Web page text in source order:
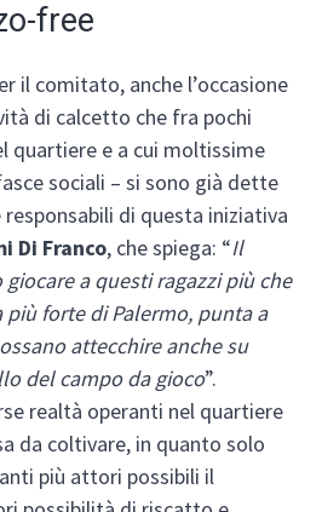
free
il comitato, anche l’occasione
di calcetto che fra pochi
quartiere e a cui moltissime
sociali – si sono già dette
di questa iniziativa
Di Franco, che spiega: “Il
a questi ragazzi più che
forte di Palermo, punta a
attecchire anche su
del campo da gioco”.
realtà operanti nel quartiere
da coltivare, in quanto solo
più attori possibili il